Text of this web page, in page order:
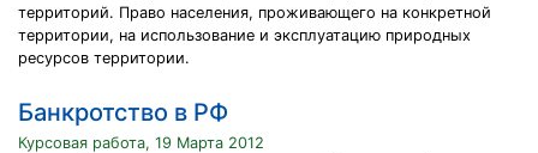
территорий. Право населения, проживающего на конкретной
территории, на использование и эксплуатацию природных
ресурсов территории.
Банкротство в РФ
Курсовая работа, 19 Марта 2012